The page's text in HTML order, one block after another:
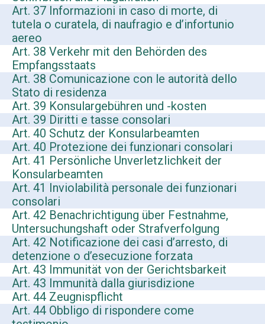
Art. 37 Informazioni in caso di morte, di
tutela o curatela, di naufragio e d’infortunio
aereo
Art. 38 Verkehr mit den Behörden des
Empfangsstaats
Art. 38 Comunicazione con le autorità dello
Stato di residenza
Art. 39 Konsulargebühren und -kosten
Art. 39 Diritti e tasse consolari
Art. 40 Schutz der Konsularbeamten
Art. 40 Protezione dei funzionari consolari
Art. 41 Persönliche Unverletzlichkeit der
Konsularbeamten
Art. 41 Inviolabilità personale dei funzionari
consolari
Art. 42 Benachrichtigung über Festnahme,
Untersuchungshaft oder Strafverfolgung
Art. 42 Notificazione dei casi d’arresto, di
detenzione o d’esecuzione forzata
Art. 43 Immunität von der Gerichtsbarkeit
Art. 43 Immunità dalla giurisdizione
Art. 44 Zeugnispflicht
Art. 44 Obbligo di rispondere come